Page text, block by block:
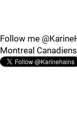
Follow me
Montreal